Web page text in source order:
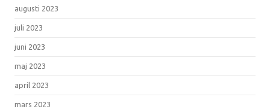
augusti 2023
juli 2023
juni 2023
maj 2023
april 2023
mars 2023